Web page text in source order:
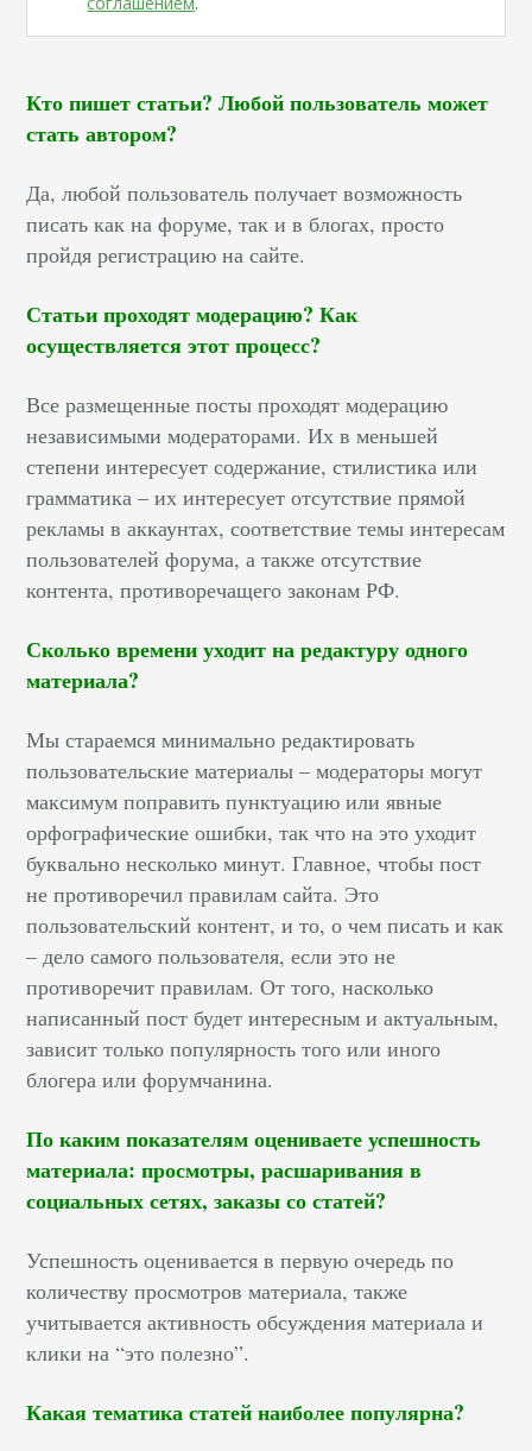
Кто пишет статьи? Любой пользователь может
стать автором?
Да, любой пользователь получает возможность
писать как на форуме, так и в блогах, просто
пройдя регистрацию на сайте.
Статьи проходят модерацию? Как
осуществляется этот процесс?
Все размещенные посты проходят модерацию
независимыми модераторами. Их в меньшей
степени интересует содержание, стилистика или
грамматика – их интересует отсутствие прямой
рекламы в аккаунтах, соответствие темы интересам
пользователей форума, а также отсутствие
контента, противоречащего законам РФ.
Сколько времени уходит на редактуру одного
материала?
Мы стараемся минимально редактировать
пользовательские материалы – модераторы могут
максимум поправить пунктуацию или явные
орфографические ошибки, так что на это уходит
буквально несколько минут. Главное, чтобы пост
не противоречил правилам сайта. Это
пользовательский контент, и то, о чем писать и как
– дело самого пользователя, если это не
противоречит правилам. От того, насколько
написанный пост будет интересным и актуальным,
зависит только популярность того или иного
блогера или форумчанина.
По каким показателям оцениваете успешность
материала: просмотры, расшаривания в
социальных сетях, заказы со статей?
Успешность оценивается в первую очередь по
количеству просмотров материала, также
учитывается активность обсуждения материала и
клики на “это полезно”.
Какая тематика статей наиболее популярна?